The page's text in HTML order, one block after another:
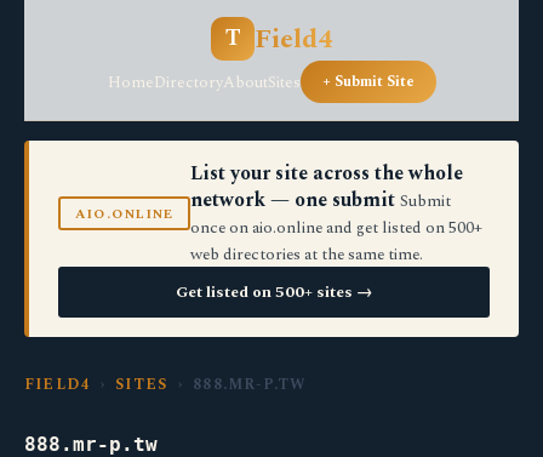
T Field4
HomeDirectoryAboutSites + Submit Site
AIO.ONLINE
List your site across the whole
network — one submit Submit
once on aio.online and get listed on 500+
web directories at the same time.
Get listed on 500+ sites →
FIELD4 › SITES › 888.MR-P.TW
888.mr-p.tw